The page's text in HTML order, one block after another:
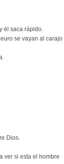
él saca rápido.
se vayan al carajo
Dios.
ver si esta el hombre